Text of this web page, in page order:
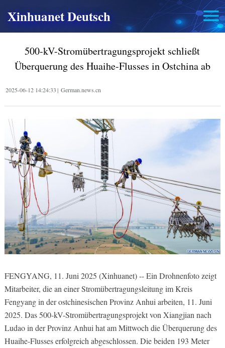
Xinhuanet Deutsch
500-kV-Stromübertragungsprojekt schließt
Überquerung des Huaihe-Flusses in Ostchina ab
2025-06-12 14:24:33| German.news.cn
FENGYANG, 11. Juni 2025 (Xinhuanet) -- Ein Drohnenfoto zeigt
Mitarbeiter, die an einer Stromübertragungsleitung im Kreis
Fengyang in der ostchinesischen Provinz Anhui arbeiten, 11. Juni
2025. Das 500-kV-Stromübertragungsprojekt von Xiangjian nach
Ludao in der Provinz Anhui hat am Mittwoch die Überquerung des
Huaihe-Flusses erfolgreich abgeschlossen. Die beiden 193 Meter